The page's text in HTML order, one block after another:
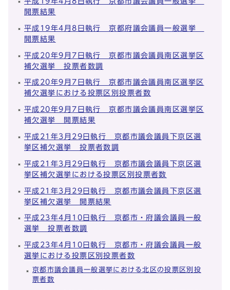
開票結果
平成19年4月8日執行 京都府議会議員一般選挙
開票結果
平成20年9月7日執行 京都市議会議員南区選挙区
補欠選挙 投票者数調
平成20年9月7日執行 京都市議会議員南区選挙区
補欠選挙における投票区別投票者数
平成20年9月7日執行 京都市議会議員南区選挙区
補欠選挙 開票結果
平成21年3月29日執行 京都市議会議員下京区選
挙区補欠選挙 投票者数調
平成21年3月29日執行 京都市議会議員下京区選
挙区補欠選挙における投票区別投票者数
平成21年3月29日執行 京都市議会議員下京区選
挙区補欠選挙 開票結果
平成23年4月10日執行 京都市・府議会議員一般
選挙 投票者数調
平成23年4月10日執行 京都市・府議会議員一般
選挙における投票区別投票者数
京都市議会議員一般選挙における北区の投票区別投
票者数